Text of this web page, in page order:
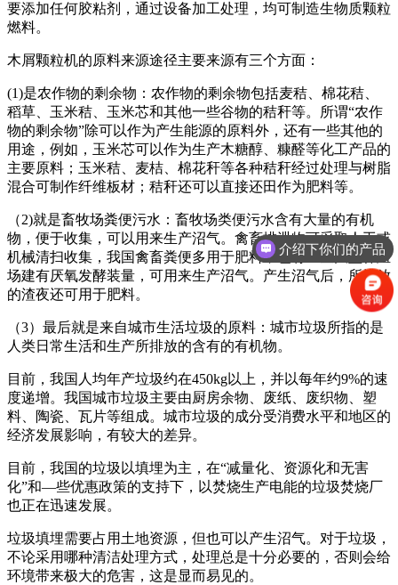
要添加任何胶粘剂，通过设备加工处理，均可制造生物质颗粒
燃料。
木屑颗粒机的原料来源途径主要来源有三个方面：
(1)是农作物的剩余物：农作物的剩余物包括麦秸、棉花秸、
稻草、玉米秸、玉米芯和其他一些谷物的秸秆等。所谓“农作
物的剩余物”除可以作为产生能源的原料外，还有一些其他的
用途，例如，玉米芯可以作为生产木糖醇、糠醛等化工产品的
主要原料；玉米秸、麦桔、棉花秆等各种秸秆经过处理与树脂
混合可制作纤维板材；秸秆还可以直接还田作为肥料等。
（2)就是畜牧场粪便污水：畜牧场类便污水含有大量的有机
物，便于收集，可以用来生产沼气。禽畜排泄物可采取人工或
机械清扫收集，我国禽畜粪便多用于肥料，也有一些大型养殖
场建有厌氧发酵装量，可用来生产沼气。产生沼气后，所排放
的渣夜还可用于肥料。
（3）最后就是来自城市生活垃圾的原料：城市垃圾所指的是
人类日常生活和生产所排放的含有的有机物。
目前，我国人均年产垃圾约在450kg以上，并以每年约9%的速
度递增。我国城市垃圾主要由厨房余物、废纸、废织物、塑
料、陶瓷、瓦片等组成。城市垃圾的成分受消费水平和地区的
经济发展影响，有较大的差异。
目前，我国的垃圾以填埋为主，在“减量化、资源化和无害
化”和—些优惠政策的支持下，以焚烧生产电能的垃圾焚烧厂
也正在迅速发展。
垃圾填埋需要占用土地资源，但也可以产生沼气。对于垃圾，
不论采用哪种清洁处理方式，处理总是十分必要的，否则会给
环境带来极大的危害，这是显而易见的。
介绍下你们的产品